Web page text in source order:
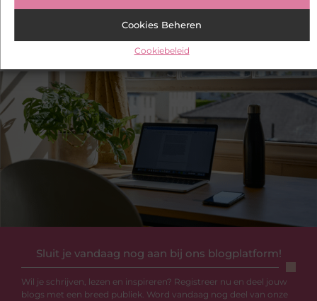
Cookies Beheren
Cookiebeleid
Onderwijs
Zorg
Sluit je vandaag nog aan bij ons blogplatform!
Wil je schrijven, lezen en inspireren? Registreer nu en deel jouw
blogs met een breed publiek. Word vandaag nog deel van onze